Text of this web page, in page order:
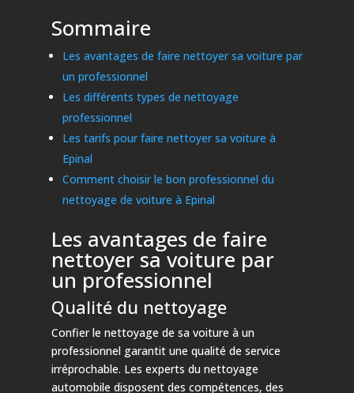
Sommaire
Les avantages de faire nettoyer sa voiture par
un professionnel
Les différents types de nettoyage
professionnel
Les tarifs pour faire nettoyer sa voiture à
Epinal
Comment choisir le bon professionnel du
nettoyage de voiture à Epinal
Les avantages de faire
nettoyer sa voiture par
un professionnel
Qualité du nettoyage
Confier le nettoyage de sa voiture à un
professionnel garantit une qualité de service
irréprochable. Les experts du nettoyage
automobile disposent des compétences, des